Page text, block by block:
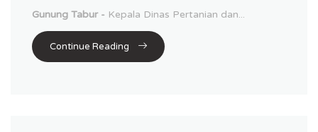
Gunung Tabur - Kepala Dinas Pertanian dan...
Continue Reading